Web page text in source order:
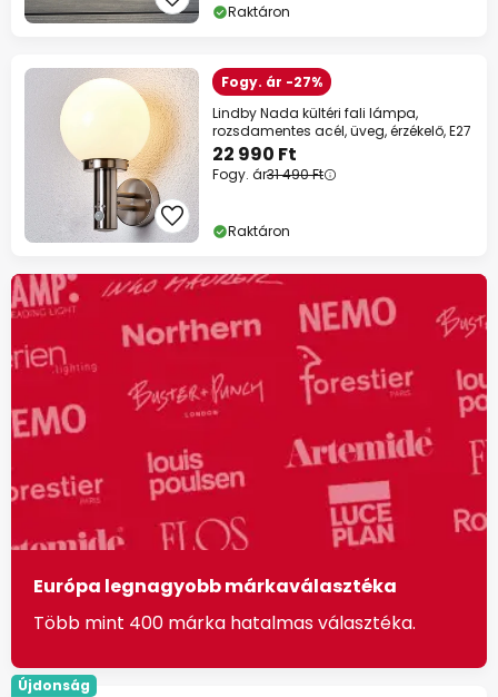
Raktáron
Fogy. ár -27%
Lindby Nada kültéri fali lámpa,
rozsdamentes acél, üveg, érzékelő, E27
22 990 Ft
Fogy. ár31 490 Ft
Raktáron
Európa legnagyobb márkaválasztéka
Több mint 400 márka hatalmas választéka.
Újdonság